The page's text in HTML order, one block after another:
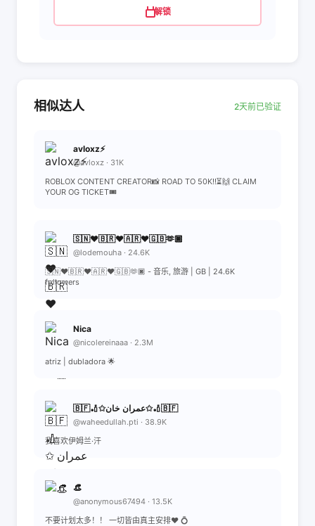
解锁
相似达人 2天前已验证
avloxz⚡️
@avloxz · 31K
ROBLOX CONTENT CREATOR📸 ROAD TO 50K!!⏳🙌 CLAIM
YOUR OG TICKET🎟️
🇸🇳❤️🇧🇷❤️🇦🇷❤️🇬🇧🫶🏿
@lodemouha · 24.6K
🇸🇳❤️🇧🇷❤️🇦🇷❤️🇬🇧🫶🏿 - 音乐, 旅游 | GB | 24.6K
followers
Nica
@nicolereinaaa · 2.3M
atriz | dubladora 🌟
🇧🇫🏏✩عمران خان✩🏏🇧🇫
@waheedullah.pti · 38.9K
我喜欢伊姆兰·汗
👒
@anonymous67494 · 13.5K
不要计划太多！！ 一切皆由真主安排❤️ 💍